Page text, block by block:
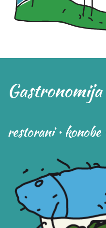
Gastronomija
restorani • konobe